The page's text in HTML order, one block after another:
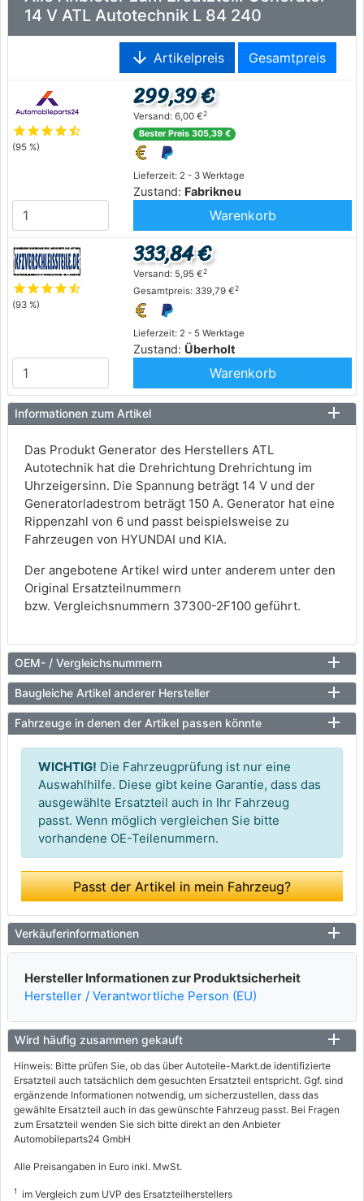
14 V ATL Autotechnik L 84 240
arrow_downward Artikelpreis Gesamtpreis
starstarstarstarstar_half
(95 %)
Lieferzeit: 2 - 3 Werktage
Zustand: Fabrikneu
299,39 €
Versand: 6,00 €2
Bester Preis 305,39 €
Warenkorb
starstarstarstarstar_half
(93 %)
Lieferzeit: 2 - 5 Werktage
Zustand: Überholt
333,84 €
Versand: 5,95 €2
Gesamtpreis: 339,79 €2
Warenkorb
Informationen zum Artikel
Das Produkt Generator des Herstellers ATL
Autotechnik hat die Drehrichtung Drehrichtung im
Uhrzeigersinn. Die Spannung beträgt 14 V und der
Generatorladestrom beträgt 150 A. Generator hat eine
Rippenzahl von 6 und passt beispielsweise zu
Fahrzeugen von HYUNDAI und KIA.
Der angebotene Artikel wird unter anderem unter den
Original Ersatzteilnummern
bzw. Vergleichsnummern 37300-2F100 geführt.
OEM- / Vergleichsnummern
Baugleiche Artikel anderer Hersteller
Fahrzeuge in denen der Artikel passen könnte
WICHTIG! Die Fahrzeugprüfung ist nur eine
Auswahlhilfe. Diese gibt keine Garantie, dass das
ausgewählte Ersatzteil auch in Ihr Fahrzeug
passt. Wenn möglich vergleichen Sie bitte
vorhandene OE-Teilenummern.
Passt der Artikel in mein Fahrzeug?
Verkäuferinformationen
Hersteller Informationen zur Produktsicherheit
Hersteller / Verantwortliche Person (EU)
Wird häufig zusammen gekauft
Hinweis: Bitte prüfen Sie, ob das über Autoteile-Markt.de identifizierte
Ersatzteil auch tatsächlich dem gesuchten Ersatzteil entspricht. Ggf. sind
ergänzende Informationen notwendig, um sicherzustellen, dass das
gewählte Ersatzteil auch in das gewünschte Fahrzeug passt. Bei Fragen
zum Ersatzteil wenden Sie sich bitte direkt an den Anbieter
Automobileparts24 GmbH
Alle Preisangaben in Euro inkl. MwSt.
1 im Vergleich zum UVP des Ersatzteilherstellers